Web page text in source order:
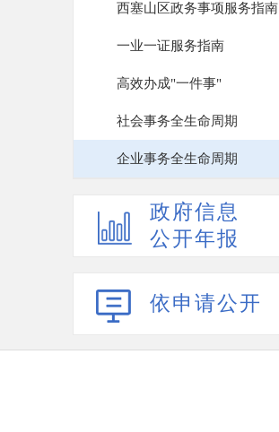
西塞山区政务事项服务指南
一业一证服务指南
高效办成"一件事"
社会事务全生命周期
企业事务全生命周期
政府信息
公开年报
依申请公开